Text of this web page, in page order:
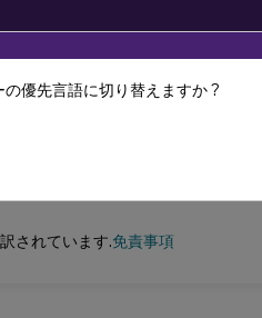
械翻訳されています。
されています.免責事項
優先言語に切り替えますか ?